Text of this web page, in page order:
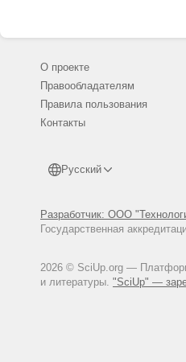
О проекте
Правообладателям
Правила пользования
Контакты
Русский
Разработчик: ООО
Государственная
2026 © SciUp.org —
и литературы. "SciUp" —